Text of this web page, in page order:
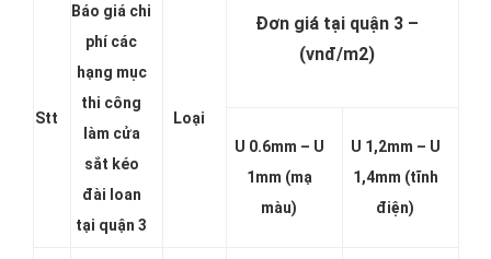
Stt
Báo giá chi
phí các
hạng mục
thi công
làm cửa
sắt kéo
đài loan
tại quận 3
Loại
Đơn giá tại quận 3 –
(vnđ/m2)
U 0.6mm – U
1mm (mạ
màu)
U 1,2mm – U
1,4mm (tĩnh
điện)